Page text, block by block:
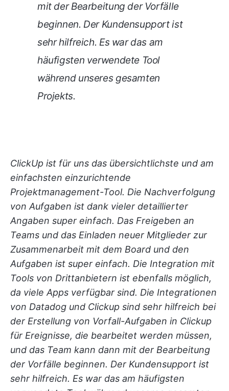
mit der Bearbeitung der Vorfälle
beginnen. Der Kundensupport ist
sehr hilfreich. Es war das am
häufigsten verwendete Tool
während unseres gesamten
Projekts.
ClickUp ist für uns das übersichtlichste und am
einfachsten einzurichtende
Projektmanagement-Tool. Die Nachverfolgung
von Aufgaben ist dank vieler detaillierter
Angaben super einfach. Das Freigeben an
Teams und das Einladen neuer Mitglieder zur
Zusammenarbeit mit dem Board und den
Aufgaben ist super einfach. Die Integration mit
Tools von Drittanbietern ist ebenfalls möglich,
da viele Apps verfügbar sind. Die Integrationen
von Datadog und Clickup sind sehr hilfreich bei
der Erstellung von Vorfall-Aufgaben in Clickup
für Ereignisse, die bearbeitet werden müssen,
und das Team kann dann mit der Bearbeitung
der Vorfälle beginnen. Der Kundensupport ist
sehr hilfreich. Es war das am häufigsten